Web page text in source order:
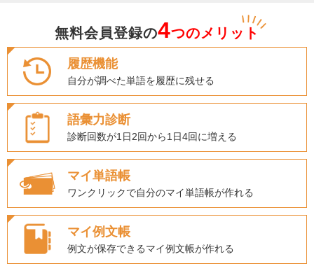
無料会員登録の4つのメリット
履歴機能
自分が調べた単語を履歴に残せる
語彙力診断
診断回数が1日2回から1日4回に増える
マイ単語帳
ワンクリックで自分のマイ単語帳が作れる
マイ例文帳
例文が保存できるマイ例文帳が作れる